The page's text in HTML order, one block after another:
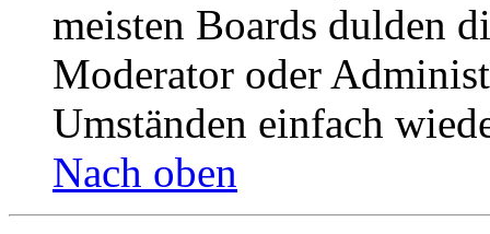
meisten Boards dulden
Moderator oder
Umständen einfach
Nach oben